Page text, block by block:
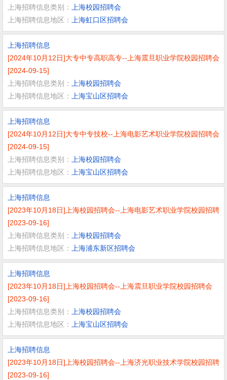
上海招聘信息类别： 上海校园招聘会
上海招聘信息地区： 上海虹口区招聘会
上海招聘信息
[2024年10月12日]大专中专高职高专--上海震旦职业学院校园招聘会
[2024-09-15]
上海招聘信息类别： 上海校园招聘会
上海招聘信息地区： 上海宝山区招聘会
上海招聘信息
[2024年10月12日]大专中专技校--上海电影艺术职业学院校园招聘会
[2024-09-15]
上海招聘信息类别： 上海校园招聘会
上海招聘信息地区： 上海宝山区招聘会
上海招聘信息
[2023年10月18日]上海校园招聘会--上海电影艺术职业学院校园招聘
[2023-09-16]
上海招聘信息类别： 上海校园招聘会
上海招聘信息地区： 上海浦东新区招聘会
上海招聘信息
[2023年10月18日]上海校园招聘会--上海震旦职业学院校园招聘会
[2023-09-16]
上海招聘信息类别： 上海校园招聘会
上海招聘信息地区： 上海宝山区招聘会
上海招聘信息
[2023年10月18日]上海校园招聘会--上海济光职业技术学院校园招聘
[2023-09-16]